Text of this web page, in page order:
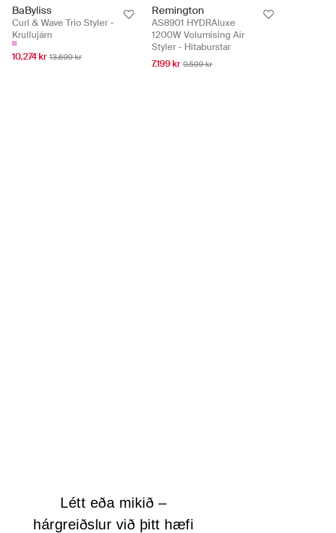
BaByliss
Curl & Wave Trio Styler -
Krullujárn
10.274 kr 13.699 kr
Remington
AS8901 HYDRAluxe
1200W Volumising Air
Styler - Hitaburstar
7.199 kr 9.599 kr
Létt eða mikið –
hárgreiðslur við þitt hæfi